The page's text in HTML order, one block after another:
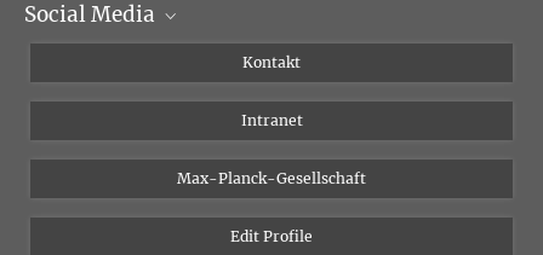
Wissenschaftliche Abteilungen
Social Media
Instagram
Bluesky
Vimeo
Kontakt
Intranet
Max-Planck-Gesellschaft
Edit Profile